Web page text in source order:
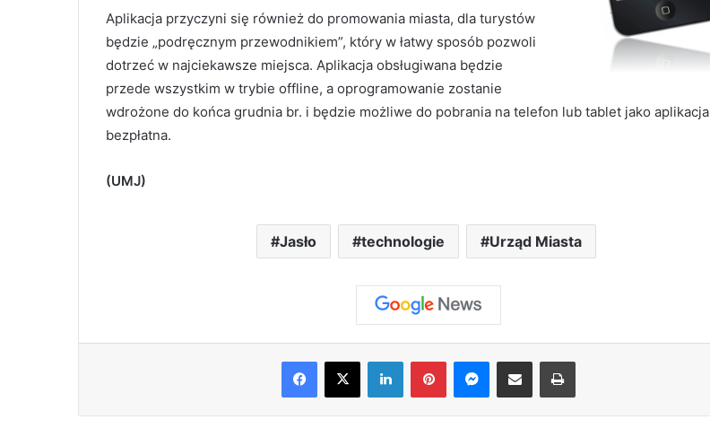
Aplikacja przyczyni się również do promowania miasta, dla turystów
będzie „podręcznym przewodnikiem”, który w łatwy sposób pozwoli
dotrzeć w najciekawsze miejsca. Aplikacja obsługiwana będzie
przede wszystkim w trybie offline, a oprogramowanie zostanie
wdrożone do końca grudnia br. i będzie możliwe do pobrania na telefon lub tablet jako aplikacja
bezpłatna.
(UMJ)
Jasło technologie Urząd Miasta
Facebook
X LinkedInPinterestMessenger
Share via Email Print